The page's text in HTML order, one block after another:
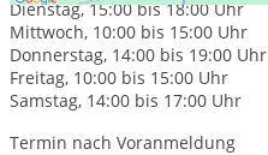
Dienstag, 15:00 bis 18:00 Uhr
Mittwoch, 10:00 bis 15:00 Uhr
Donnerstag, 14:00 bis 19:00 Uhr
Freitag, 10:00 bis 15:00 Uhr
Samstag, 14:00 bis 17:00 Uhr
Termin nach Voranmeldung